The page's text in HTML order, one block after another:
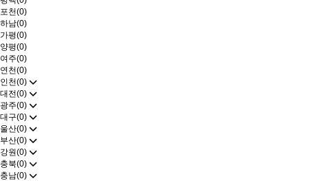
포천(0)
하남(0)
가평(0)
양평(0)
여주(0)
연천(0)
인천(0)
대전(0)
광주(0)
대구(0)
울산(0)
부산(0)
강원(0)
충북(0)
충남(0)